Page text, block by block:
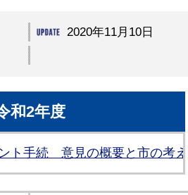
2020年11月10日
和2年度
ト手続 意見の概要と市の考